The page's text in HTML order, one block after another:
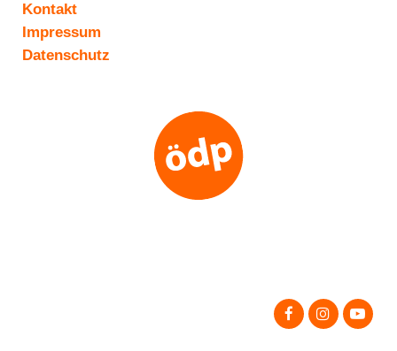
Kontakt
Impressum
Datenschutz